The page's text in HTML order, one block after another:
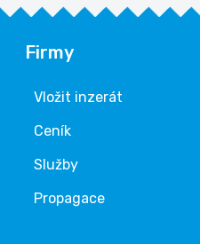
Firmy
Vložit inzerát
Ceník
Služby
Propagace